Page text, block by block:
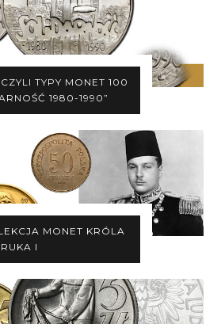
TYPY MONET 100
1980-1990”
MONET KRÓLA
I